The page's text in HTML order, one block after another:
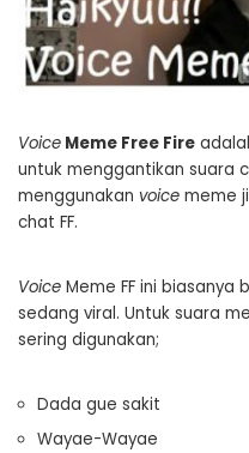
Voice Meme Free Fire
untuk menggantikan suara
menggunakan voice meme
chat FF.
Voice Meme FF ini
sedang viral. Untuk suara
sering digunakan;
Dada gue sakit
Wayae-Wayae